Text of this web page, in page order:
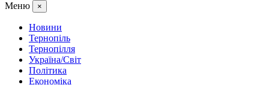
Меню ×
Новини
Тернопіль
Тернопілля
Україна/Світ
Політика
Економіка